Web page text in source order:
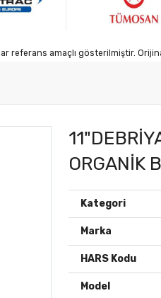
referans amaçlı gösterilmiştir.
ORGANİK
Kategori
Marka
HARS Kodu
Model